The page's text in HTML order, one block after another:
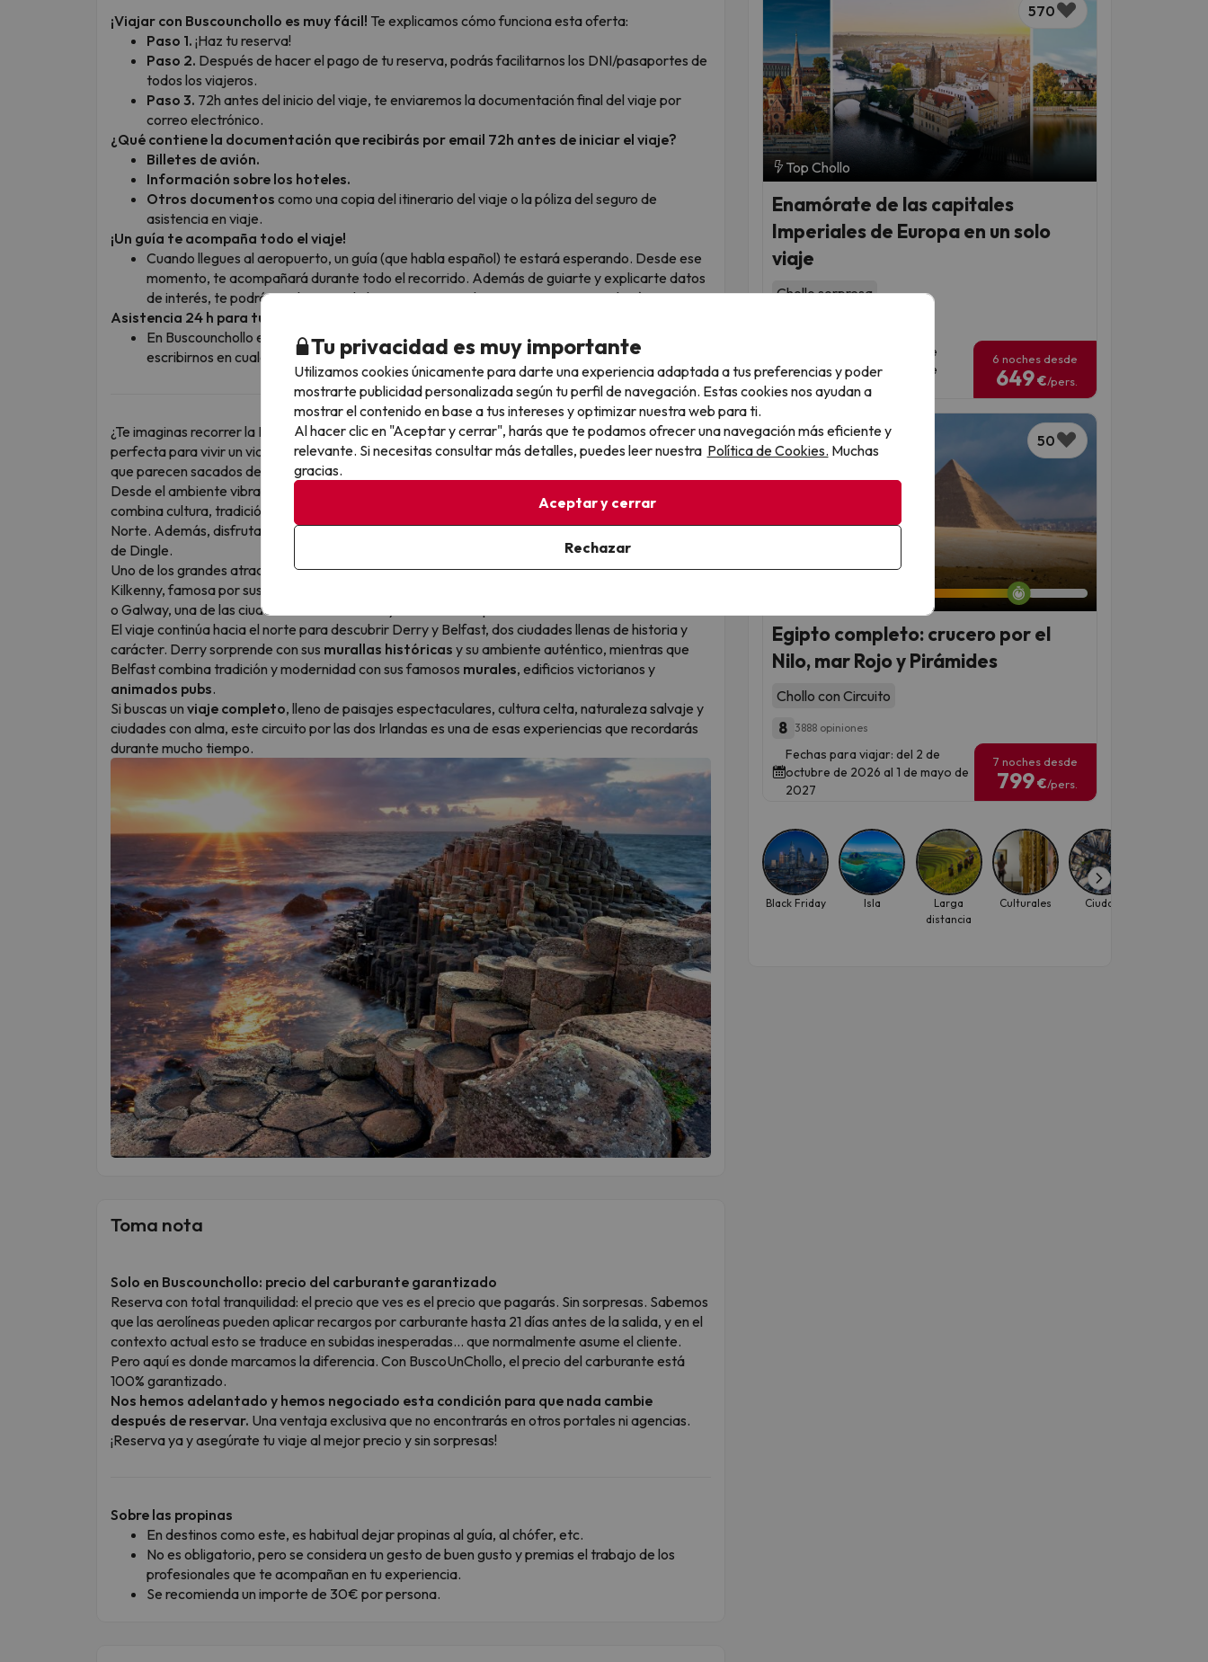
¡Viajar con Buscounchollo es muy fácil! Te explicamos cómo funciona esta oferta:
Paso 1. ¡Haz tu reserva!
Paso 2. Después de hacer el pago de tu reserva, podrás facilitarnos los DNI/pasaportes de
todos los viajeros.
Paso 3. 72h antes del inicio del viaje, te enviaremos la documentación final del viaje por
correo electrónico.
¿Qué contiene la documentación que recibirás por email 72h antes de iniciar el viaje?
Billetes de avión.
Información sobre los hoteles.
Otros documentos como una copia del itinerario del viaje o la póliza del seguro de
asistencia en viaje.
¡Un guía te acompaña todo el viaje!
Cuando llegues al aeropuerto, un guía (que habla español) te estará esperando. Desde ese
momento, te acompañará durante todo el recorrido. Además de guiarte y explicarte datos
de interés, te podrá ayudar en todo lo que necesites durante tu estancia en el país.
Asistencia 24 h para tu total tranquilidad
En Buscounchollo estamos a tu lado las 24 h todos los días del año. Puedes llamarnos o
escribirnos en cualquier momento, y te ayudaremos en cuanto necesites.
¿Te imaginas recorrer la Isla Esmeralda? Este circuito por las dos Irlandas es una oportunidad
perfecta para vivir un viaje inolvidable entre naturaleza salvaje, ciudades con historia y paisajes
que parecen sacados de una película.
Desde el ambiente vibrante de Dublín hasta la espectacular Calzada del Gigante, este recorrido
combina cultura, tradición y algunos de los rincones más impresionantes de Irlanda e Irlanda del
Norte. Además, disfrutarás derutas panorámicasúnicas como el Anillo de Kerry o la Península
de Dingle.
Uno de los grandes atractivos del viaje es descubrirciudades con personalidad propiacomo
Kilkenny, famosa por sus calles medievales y su ambiente acogedor, Cork y su esencia auténtica,
o Galway, una de las ciudades más animadas y bohemias del país.
El viaje continúa hacia el norte para descubrir Derry y Belfast, dos ciudades llenas de historia y
carácter. Derry sorprende con sus murallas históricas y su ambiente auténtico, mientras que
Belfast combina tradición y modernidad con sus famosos murales, edificios victorianos y
animados pubs.
Si buscas un viaje completo, lleno de paisajes espectaculares, cultura celta, naturaleza salvaje y
ciudades con alma, este circuito por las dos Irlandas es una de esas experiencias que recordarás
durante mucho tiempo.
Toma nota
Solo en Buscounchollo: precio del carburante garantizado
Reserva con total tranquilidad: el precio que ves es el precio que pagarás. Sin sorpresas. Sabemos
que las aerolíneas pueden aplicar recargos por carburante hasta 21 días antes de la salida, y en el
contexto actual esto se traduce en subidas inesperadas… que normalmente asume el cliente.
Pero aquí es donde marcamos la diferencia. Con BuscoUnChollo, el precio del carburante está
100% garantizado.
Nos hemos adelantado y hemos negociado esta condición para que nada cambie
después de reservar. Una ventaja exclusiva que no encontrarás en otros portales ni agencias.
¡Reserva ya y asegúrate tu viaje al mejor precio y sin sorpresas!
Sobre las propinas
En destinos como este, es habitual dejar propinas al guía, al chófer, etc.
No es obligatorio, pero se considera un gesto de buen gusto y premias el trabajo de los
profesionales que te acompañan en tu experiencia.
Se recomienda un importe de 30€ por persona.
570
Top Chollo
Enamórate de las capitales
Imperiales de Europa en un solo
viaje
Chollo sorpresa
Fechas para viajar: del 1 de
septiembre de 2026 al 1 de
marzo de 2027
6 noches desde
649€/pers.
50
Quedan 8 días 2 horas
Egipto completo: crucero por el
Nilo, mar Rojo y Pirámides
Chollo con Circuito
8 3888 opiniones
Fechas para viajar: del 2 de
octubre de 2026 al 1 de mayo de
2027
7 noches desde
799€/pers.
Black Friday Isla
Larga
distancia
Culturales Ciudad
Tu privacidad es muy importante
Utilizamos cookies únicamente para darte una experiencia adaptada a tus preferencias y poder
mostrarte publicidad personalizada según tu perfil de navegación. Estas cookies nos ayudan a
mostrar el contenido en base a tus intereses y optimizar nuestra web para ti.
Al hacer clic en "Aceptar y cerrar", harás que te podamos ofrecer una navegación más eficiente y
relevante. Si necesitas consultar más detalles, puedes leer nuestra Política de Cookies. Muchas
gracias.
Aceptar y cerrar
Rechazar